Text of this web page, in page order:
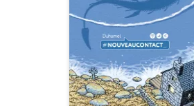
complète
Date de
28/08/2019
Une aventure dont
sommes tous les